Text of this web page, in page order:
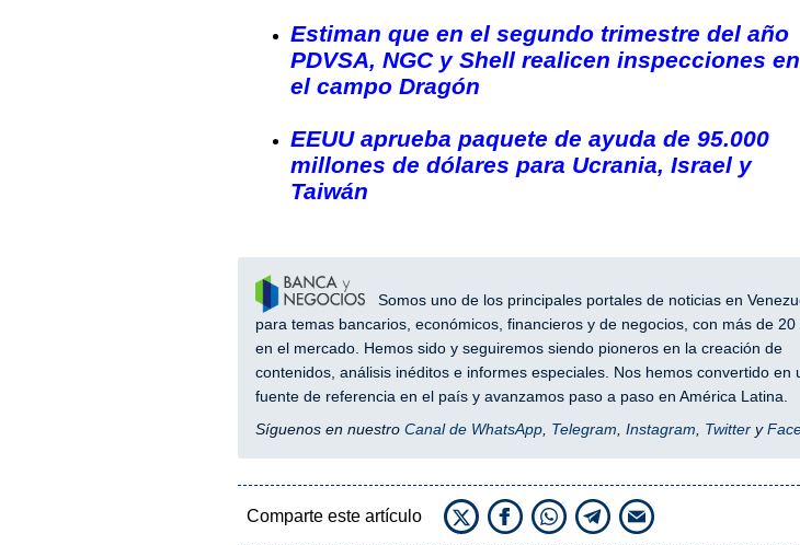
Estiman que en el segundo trimestre del año
PDVSA, NGC y Shell realicen inspecciones en
el campo Dragón
EEUU aprueba paquete de ayuda de 95.000
millones de dólares para Ucrania, Israel y
Taiwán
Somos uno de los principales portales de noticias en
para temas bancarios, económicos, financieros y de negocios, con más de 20
en el mercado. Hemos sido y seguiremos siendo pioneros en la creación de
contenidos, análisis inéditos e informes especiales. Nos hemos convertido en
fuente de referencia en el país y avanzamos paso a paso en América Latina.
Síguenos en nuestro Canal de WhatsApp, Telegram, Instagram, Twittery
Comparte este artículo